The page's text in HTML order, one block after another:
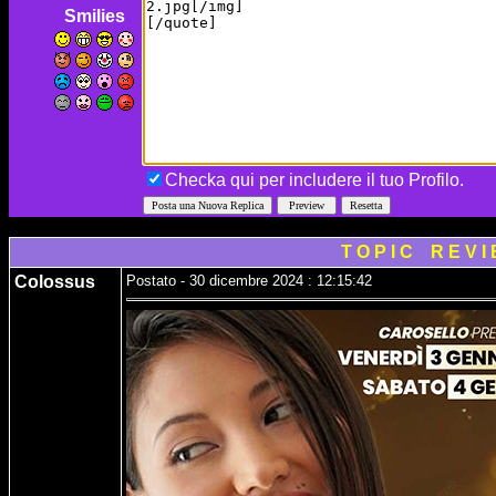
Smilies
Checka qui per includere il tuo Profilo.
T O P I C R E V I
Colossus
Postato - 30 dicembre 2024 : 12:15:42